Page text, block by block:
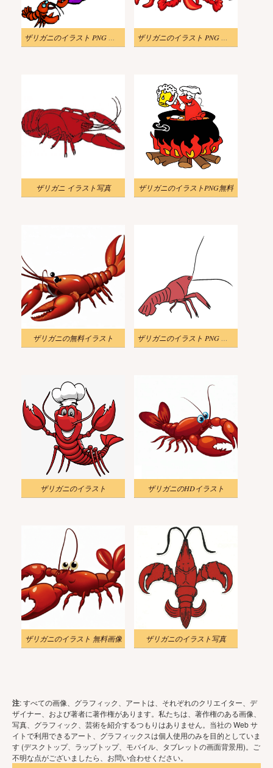
ザリガニのイラスト PNG イメージ ザリガニのイラスト PNG 無料
ザリガニ イラスト写真 ザリガニのイラストPNG無料
ザリガニの無料イラスト ザリガニのイラスト PNG イメージ
ザリガニのイラスト ザリガニのHDイラスト
ザリガニのイラスト 無料画像 ザリガニのイラスト写真
注: すべての画像、グラフィック、アートは、それぞれのクリエイター、デ
ザイナー、および著者に著作権があります。私たちは、著作権のある画像、
写真、グラフィック、芸術を紹介するつもりはありません。当社の Web サ
イトで利用できるアート、グラフィックスは個人使用のみを目的としていま
す (デスクトップ、ラップトップ、モバイル、タブレットの画面背景用)。ご
不明な点がございましたら、お問い合わせください。